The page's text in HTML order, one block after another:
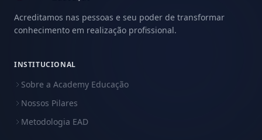
Acreditamos nas pessoas e seu poder de transformar
conhecimento em realização profissional.
INSTITUCIONAL
Sobre a Academy Educação
Nossos Pilares
Metodologia EAD